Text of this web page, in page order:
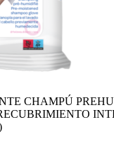
CHAMPÚ